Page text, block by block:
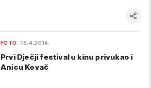
FOTO 18.4.2014.
Prvi Dječji festival u kinu privukao i
Anicu Kovač